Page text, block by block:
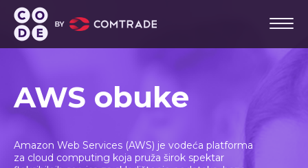
AWS obuke
Amazon Web Services (AWS) je vodeća platforma
za cloud computing koja pruža širok spektar